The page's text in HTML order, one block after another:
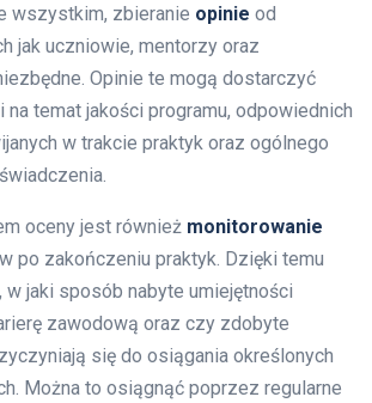
wszystkim, zbieranie opinie od
jak uczniowie, mentorzy oraz
Opinie te mogą dostarczyć
na temat jakości programu, odpowiednich
w trakcie praktyk oraz ogólnego
oceny jest również monitorowanie
po zakończeniu praktyk. Dzięki temu
w jaki sposób nabyte umiejętności
zawodową oraz czy zdobyte
się do osiągania określonych
Można to osiągnąć poprzez regularne